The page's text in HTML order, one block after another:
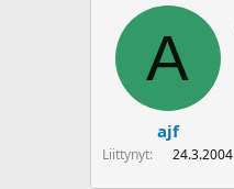
A
ajf
Liittynyt 24.3.2004